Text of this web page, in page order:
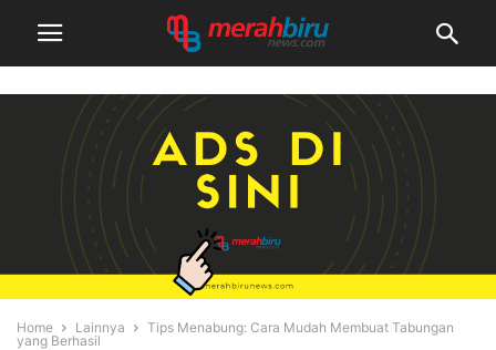
Home Lainnya
Tips Menabung: Cara Mudah Membuat Tabungan
yang Berhasil